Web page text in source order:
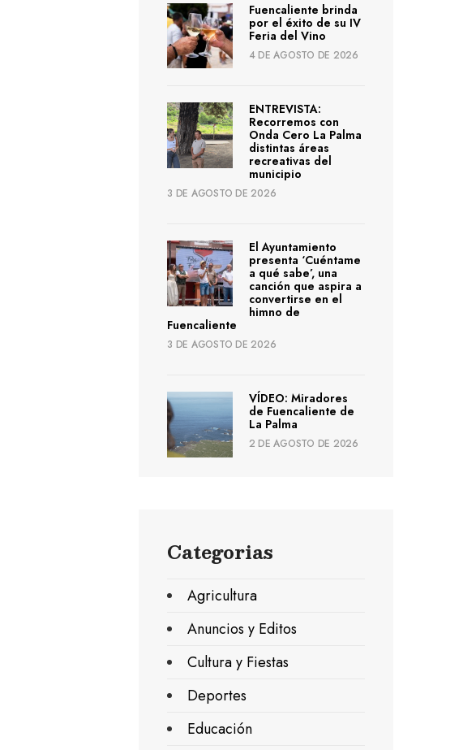
Fuencaliente brinda
por el éxito de su IV
Feria del Vino
4 DE AGOSTO DE 2026
ENTREVISTA:
Recorremos con
Onda Cero La Palma
distintas áreas
recreativas del
municipio
3 DE AGOSTO DE 2026
El Ayuntamiento
presenta ‘Cuéntame
a qué sabe’, una
canción que aspira a
convertirse en el
himno de
Fuencaliente
3 DE AGOSTO DE 2026
VÍDEO: Miradores
de Fuencaliente de
La Palma
2 DE AGOSTO DE 2026
Categorias
Agricultura
Anuncios y Editos
Cultura y Fiestas
Deportes
Educación